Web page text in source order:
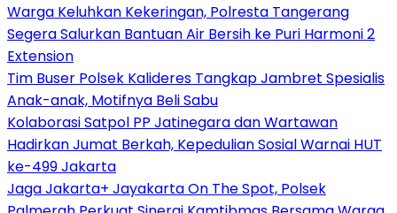
Warga Keluhkan Kekeringan, Polresta Tangerang
Segera Salurkan Bantuan Air Bersih ke Puri Harmoni 2
Extension
Tim Buser Polsek Kalideres Tangkap Jambret Spesialis
Anak-anak, Motifnya Beli Sabu
Kolaborasi Satpol PP Jatinegara dan Wartawan
Hadirkan Jumat Berkah, Kepedulian Sosial Warnai HUT
ke-499 Jakarta
Jaga Jakarta+ Jayakarta On The Spot, Polsek